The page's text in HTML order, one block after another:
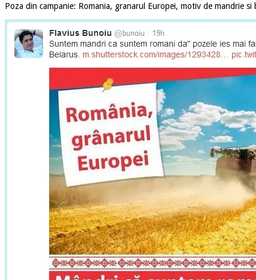
Poza din campanie: Romania, granarul Europei, motiv de mandrie si